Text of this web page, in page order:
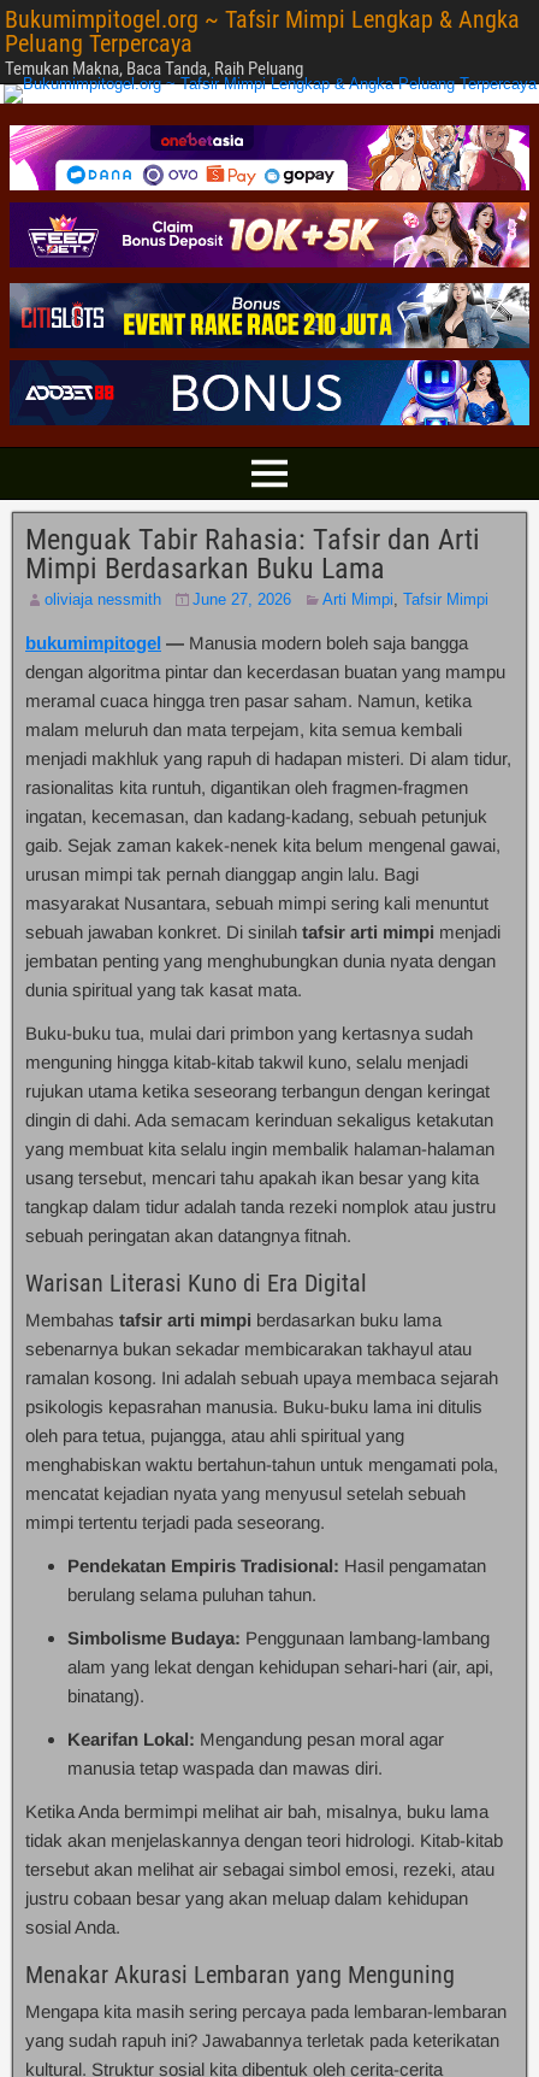
Bukumimpitogel.org ~ Tafsir Mimpi Lengkap & Angka
Peluang Terpercaya
Temukan Makna, Baca Tanda, Raih Peluang
Menguak Tabir Rahasia: Tafsir dan Arti
Mimpi Berdasarkan Buku Lama
oliviaja nessmith June 27, 2026 Arti Mimpi, Tafsir Mimpi
bukumimpitogel — Manusia modern boleh saja bangga
dengan algoritma pintar dan kecerdasan buatan yang mampu
meramal cuaca hingga tren pasar saham. Namun, ketika
malam meluruh dan mata terpejam, kita semua kembali
menjadi makhluk yang rapuh di hadapan misteri. Di alam tidur,
rasionalitas kita runtuh, digantikan oleh fragmen-fragmen
ingatan, kecemasan, dan kadang-kadang, sebuah petunjuk
gaib. Sejak zaman kakek-nenek kita belum mengenal gawai,
urusan mimpi tak pernah dianggap angin lalu. Bagi
masyarakat Nusantara, sebuah mimpi sering kali menuntut
sebuah jawaban konkret. Di sinilah tafsir arti mimpi menjadi
jembatan penting yang menghubungkan dunia nyata dengan
dunia spiritual yang tak kasat mata.
Buku-buku tua, mulai dari primbon yang kertasnya sudah
menguning hingga kitab-kitab takwil kuno, selalu menjadi
rujukan utama ketika seseorang terbangun dengan keringat
dingin di dahi. Ada semacam kerinduan sekaligus ketakutan
yang membuat kita selalu ingin membalik halaman-halaman
usang tersebut, mencari tahu apakah ikan besar yang kita
tangkap dalam tidur adalah tanda rezeki nomplok atau justru
sebuah peringatan akan datangnya fitnah.
Warisan Literasi Kuno di Era Digital
Membahas tafsir arti mimpi berdasarkan buku lama
sebenarnya bukan sekadar membicarakan takhayul atau
ramalan kosong. Ini adalah sebuah upaya membaca sejarah
psikologis kepasrahan manusia. Buku-buku lama ini ditulis
oleh para tetua, pujangga, atau ahli spiritual yang
menghabiskan waktu bertahun-tahun untuk mengamati pola,
mencatat kejadian nyata yang menyusul setelah sebuah
mimpi tertentu terjadi pada seseorang.
Pendekatan Empiris Tradisional: Hasil pengamatan
berulang selama puluhan tahun.
Simbolisme Budaya: Penggunaan lambang-lambang
alam yang lekat dengan kehidupan sehari-hari (air, api,
binatang).
Kearifan Lokal: Mengandung pesan moral agar
manusia tetap waspada dan mawas diri.
Ketika Anda bermimpi melihat air bah, misalnya, buku lama
tidak akan menjelaskannya dengan teori hidrologi. Kitab-kitab
tersebut akan melihat air sebagai simbol emosi, rezeki, atau
justru cobaan besar yang akan meluap dalam kehidupan
sosial Anda.
Menakar Akurasi Lembaran yang Menguning
Mengapa kita masih sering percaya pada lembaran-lembaran
yang sudah rapuh ini? Jawabannya terletak pada keterikatan
kultural. Struktur sosial kita dibentuk oleh cerita-cerita